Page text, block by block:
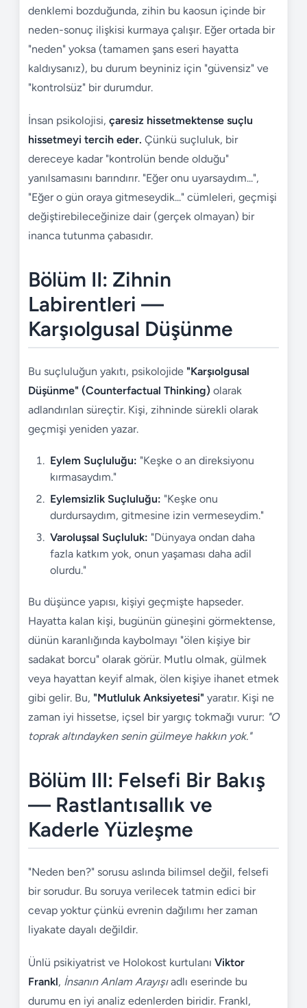
denklemi bozduğunda, zihin bu kaosun içinde bir
neden-sonuç ilişkisi kurmaya çalışır. Eğer ortada bir
"neden" yoksa (tamamen şans eseri hayatta
kaldıysanız), bu durum beyniniz için "güvensiz" ve
"kontrolsüz" bir durumdur.
İnsan psikolojisi, çaresiz hissetmektense suçlu
hissetmeyi tercih eder. Çünkü suçluluk, bir
dereceye kadar "kontrolün bende olduğu"
yanılsamasını barındırır. "Eğer onu uyarsaydım...",
"Eğer o gün oraya gitmeseydik..." cümleleri, geçmişi
değiştirebileceğinize dair (gerçek olmayan) bir
inanca tutunma çabasıdır.
Bölüm II: Zihnin
Labirentleri —
Karşıolgusal Düşünme
Bu suçluluğun yakıtı, psikolojide "Karşıolgusal
Düşünme" (Counterfactual Thinking) olarak
adlandırılan süreçtir. Kişi, zihninde sürekli olarak
geçmişi yeniden yazar.
Eylem Suçluluğu: "Keşke o an direksiyonu
kırmasaydım."
Eylemsizlik Suçluluğu: "Keşke onu
durdursaydım, gitmesine izin vermeseydim."
Varoluşsal Suçluluk: "Dünyaya ondan daha
fazla katkım yok, onun yaşaması daha adil
olurdu."
Bu düşünce yapısı, kişiyi geçmişte hapseder.
Hayatta kalan kişi, bugünün güneşini görmektense,
dünün karanlığında kaybolmayı "ölen kişiye bir
sadakat borcu" olarak görür. Mutlu olmak, gülmek
veya hayattan keyif almak, ölen kişiye ihanet etmek
gibi gelir. Bu, "Mutluluk Anksiyetesi" yaratır. Kişi ne
zaman iyi hissetse, içsel bir yargıç tokmağı vurur: "O
toprak altındayken senin gülmeye hakkın yok."
Bölüm III: Felsefi Bir Bakış
— Rastlantısallık ve
Kaderle Yüzleşme
"Neden ben?" sorusu aslında bilimsel değil, felsefi
bir sorudur. Bu soruya verilecek tatmin edici bir
cevap yoktur çünkü evrenin dağılımı her zaman
liyakate dayalı değildir.
Ünlü psikiyatrist ve Holokost kurtulanı Viktor
Frankl, İnsanın Anlam Arayışıadlı eserinde bu
durumu en iyi analiz edenlerden biridir. Frankl,